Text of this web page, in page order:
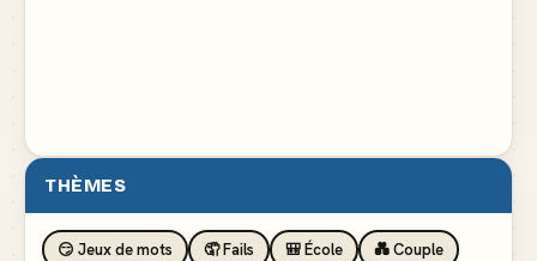
THÈMES
😏 Jeux de mots 🤦 Fails 🎒 École
💑 Couple